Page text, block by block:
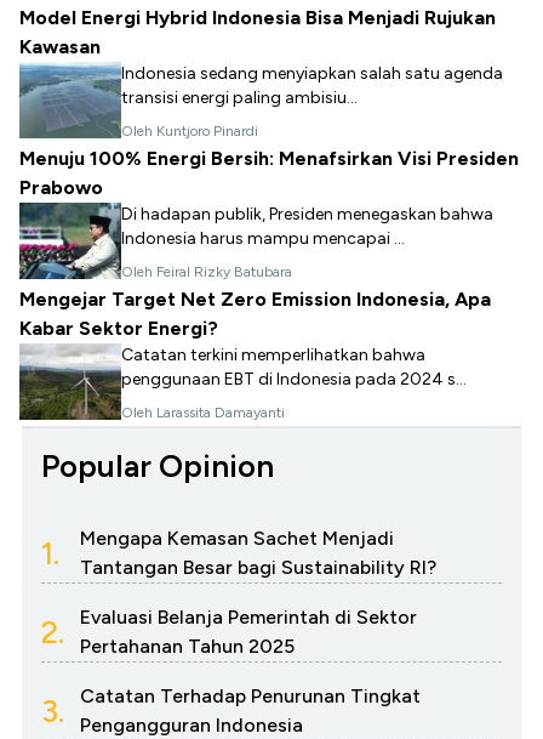
Model Energi Hybrid Indonesia Bisa Menjadi Rujukan
Kawasan
Indonesia sedang menyiapkan salah satu agenda
transisi energi paling ambisiu...
Oleh Kuntjoro Pinardi
Menuju 100% Energi Bersih: Menafsirkan Visi Presiden
Prabowo
Di hadapan publik, Presiden menegaskan bahwa
Indonesia harus mampu mencapai ...
Oleh Feiral Rizky Batubara
Mengejar Target Net Zero Emission Indonesia, Apa
Kabar Sektor Energi?
Catatan terkini memperlihatkan bahwa
penggunaan EBT di Indonesia pada 2024 s...
Oleh Larassita Damayanti
Popular Opinion
1.
Mengapa Kemasan Sachet Menjadi
Tantangan Besar bagi Sustainability RI?
2.
Evaluasi Belanja Pemerintah di Sektor
Pertahanan Tahun 2025
3.
Catatan Terhadap Penurunan Tingkat
Pengangguran Indonesia